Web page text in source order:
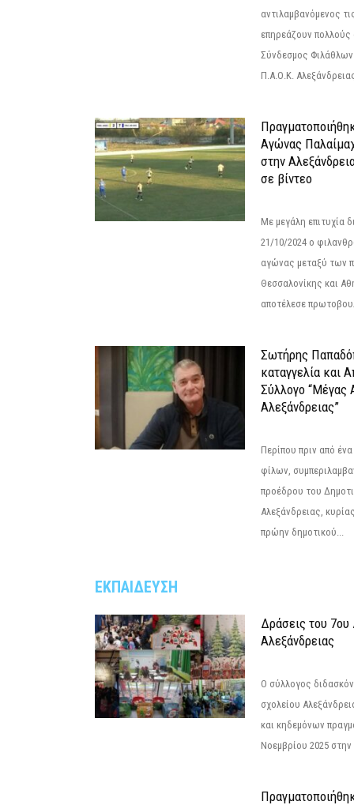
αντιλαμβανόμενος
επηρεάζουν πολλούς
Σύνδεσμος
Π.Α.Ο.Κ.
Αγώνας
στην
σε βίντεο
Με μεγάλη επιτυχία
21/10/2024 ο
αγώνας μεταξύ των
Θεσσαλονίκης και
αποτέλεσε
Σωτήρης
καταγγελία και
Σύλλογο “Μέγας
Αλεξάνδρειας”
Περίπου πριν από
φίλων,
προέδρου του
Αλεξάνδρειας,
πρώην δημοτικού...
ΕΚΠΑΙΔΕΥΣΗ
Δράσεις του 7ου
Αλεξάνδρειας
Ο σύλλογος
σχολείου
και κηδεμόνων
Νοεμβρίου 2025